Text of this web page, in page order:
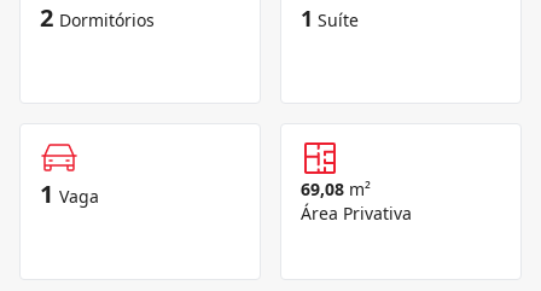
2 Dormitórios 1 Suíte
1 Vaga 69,08 m²
Área Privativa